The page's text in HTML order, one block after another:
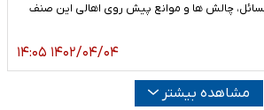
چالش ها و موانع پیش روی اهالی این صنف
۱۴۰۲/۰۴/۰۴ ۱۴:۰۵
مشاهده بیشتر